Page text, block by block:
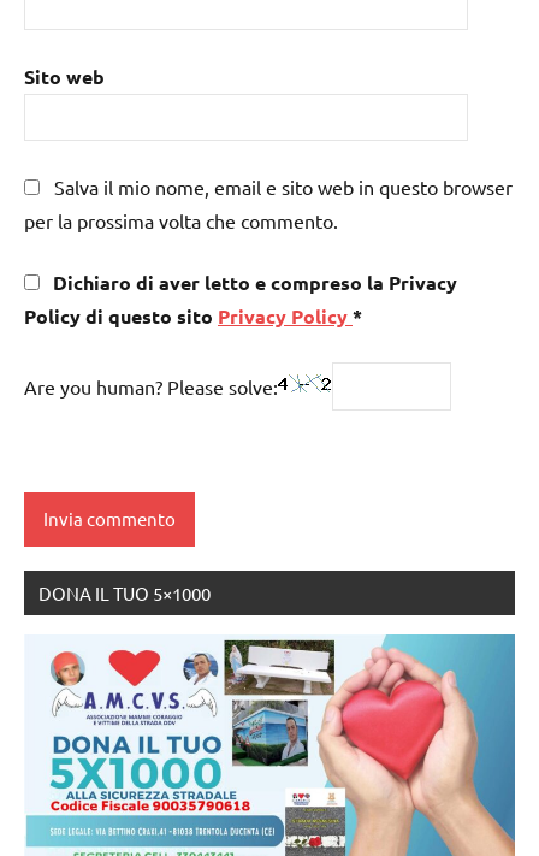
Sito web
Salva il mio nome, email e sito web in questo browser
per la prossima volta che commento.
Dichiaro di aver letto e compreso la Privacy
Policy di questo sito Privacy Policy*
Are you human? Please solve:
DONA IL TUO 5×1000